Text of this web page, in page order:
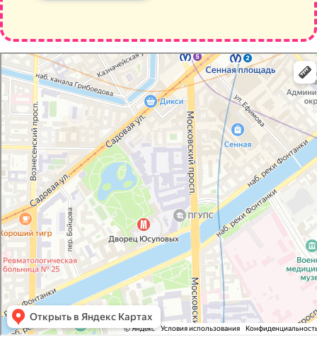
Санкт‑Петербург
Санкт‑Петербург — Яндекс Карты